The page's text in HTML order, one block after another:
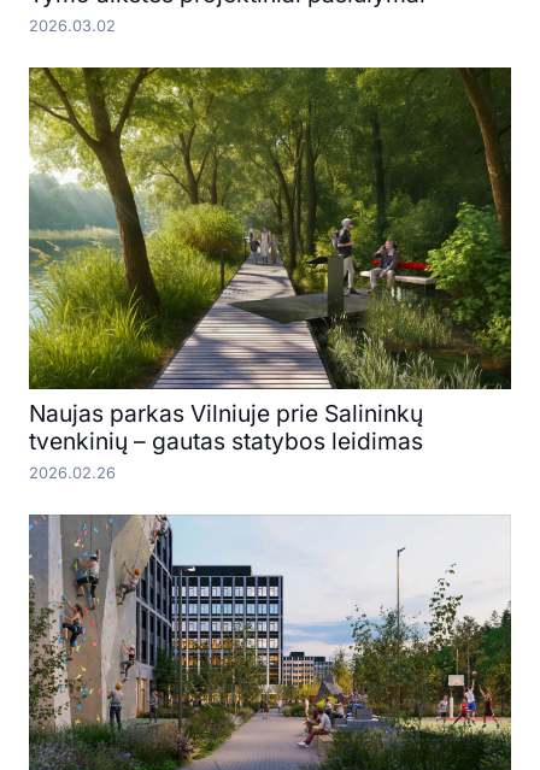
2026.03.02
Naujas parkas Vilniuje prie Salininkų
tvenkinių – gautas statybos leidimas
2026.02.26